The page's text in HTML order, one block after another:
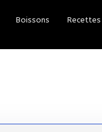
Boissons Recettes